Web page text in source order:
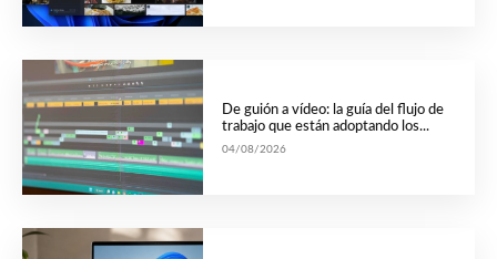
De guión a vídeo: la guía del flujo de
trabajo que están adoptando los...
04/08/2026